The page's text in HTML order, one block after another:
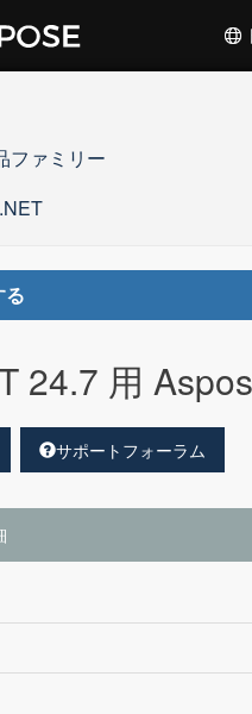
ファミリー
る
24.7 用
サポートフォーラム